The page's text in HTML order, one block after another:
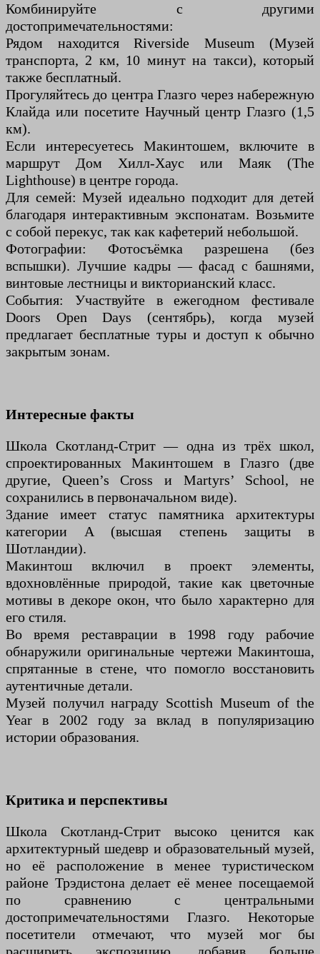
Комбинируйте с другими
достопримечательностями:
Рядом находится Riverside Museum (Музей
транспорта, 2 км, 10 минут на такси), который
также бесплатный.
Прогуляйтесь до центра Глазго через набережную
Клайда или посетите Научный центр Глазго (1,5
км).
Если интересуетесь Макинтошем, включите в
маршрут Дом Хилл-Хаус или Маяк (The
Lighthouse) в центре города.
Для семей: Музей идеально подходит для детей
благодаря интерактивным экспонатам. Возьмите
с собой перекус, так как кафетерий небольшой.
Фотографии: Фотосъёмка разрешена (без
вспышки). Лучшие кадры — фасад с башнями,
винтовые лестницы и викторианский класс.
События: Участвуйте в ежегодном фестивале
Doors Open Days (сентябрь), когда музей
предлагает бесплатные туры и доступ к обычно
закрытым зонам.
Интересные факты
Школа Скотланд-Стрит — одна из трёх школ,
спроектированных Макинтошем в Глазго (две
другие, Queen’s Cross и Martyrs’ School, не
сохранились в первоначальном виде).
Здание имеет статус памятника архитектуры
категории A (высшая степень защиты в
Шотландии).
Макинтош включил в проект элементы,
вдохновлённые природой, такие как цветочные
мотивы в декоре окон, что было характерно для
его стиля.
Во время реставрации в 1998 году рабочие
обнаружили оригинальные чертежи Макинтоша,
спрятанные в стене, что помогло восстановить
аутентичные детали.
Музей получил награду Scottish Museum of the
Year в 2002 году за вклад в популяризацию
истории образования.
Критика и перспективы
Школа Скотланд-Стрит высоко ценится как
архитектурный шедевр и образовательный музей,
но её расположение в менее туристическом
районе Трэдистона делает её менее посещаемой
по сравнению с центральными
достопримечательностями Глазго. Некоторые
посетители отмечают, что музей мог бы